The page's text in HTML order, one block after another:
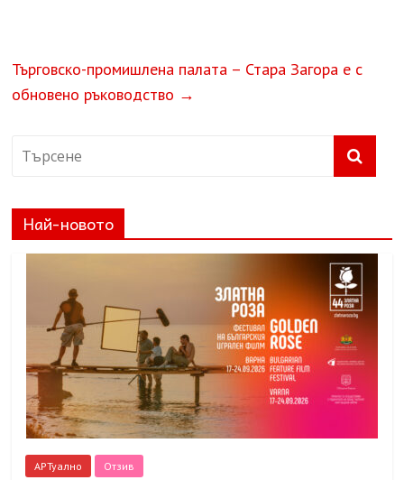
Търговско-промишлена палата – Стара Загора е с
обновено ръководство →
Най-новото
АРТуално Отзив